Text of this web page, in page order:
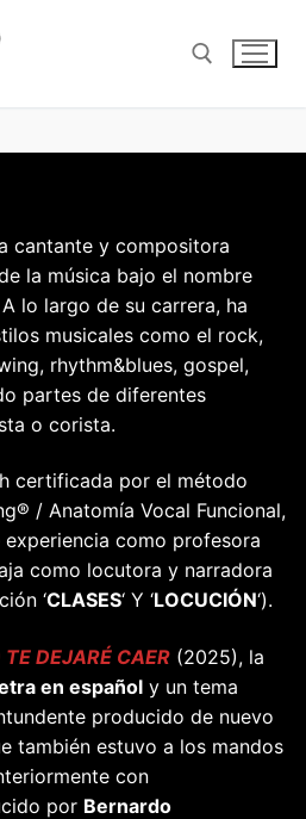
cantante y compositora
la música bajo el nombre
A lo largo de su carrera, ha
musicales como el rock,
rhythm&blues, gospel,
partes de diferentes
o corista.
certificada por el método
/ Anatomía Vocal Funcional,
como profesora
como locutora y narradora
‘CLASES‘ Y ‘LOCUCIÓN‘).
TE DEJARÉ CAER (2025), la
en español y un tema
producido de nuevo
también estuvo a los mandos
con
por Bernardo